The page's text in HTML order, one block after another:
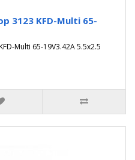
3123 KFD-Multi 65-
Multi 65-19V3.42A 5.5x2.5